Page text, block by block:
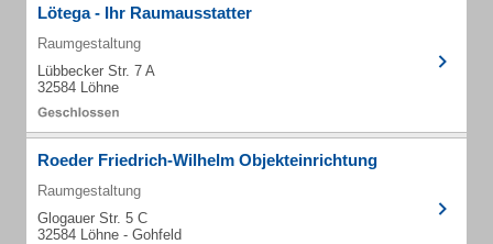
Lötega - Ihr Raumausstatter
Raumgestaltung
Lübbecker Str. 7 A
32584 Löhne
Roeder Friedrich-Wilhelm Objekteinrichtung
Raumgestaltung
Glogauer Str. 5 C
32584 Löhne - Gohfeld